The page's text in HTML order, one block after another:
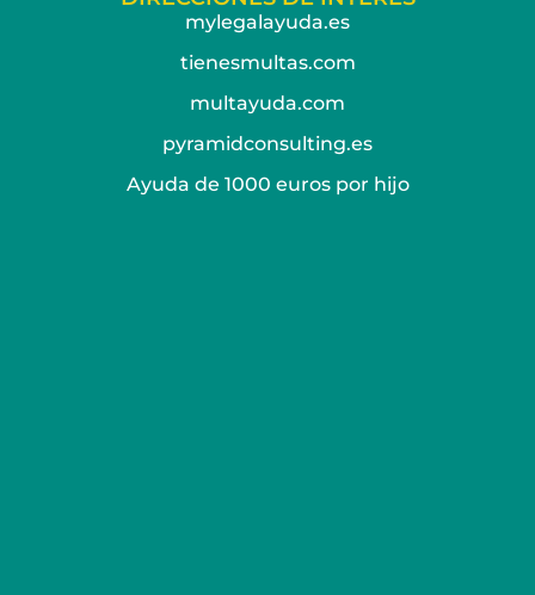
mylegalayuda.es
tienesmultas.com
multayuda.com
pyramidconsulting.es
Ayuda de 1000 euros por hijo